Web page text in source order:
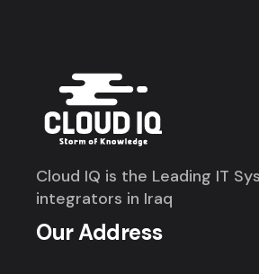
Cloud IQ is the Leading IT
integrators in Iraq
Our Address